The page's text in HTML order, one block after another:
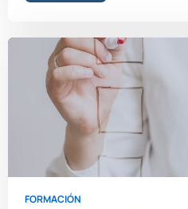
FORMACIÓN